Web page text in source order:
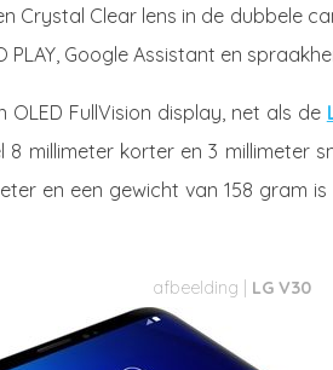
Crystal Clear lens in de dubbele
Google Assistant en
OLED FullVision display, net als de
8 millimeter korter en 3 millimeter
en een gewicht van 158 gram
LG V30